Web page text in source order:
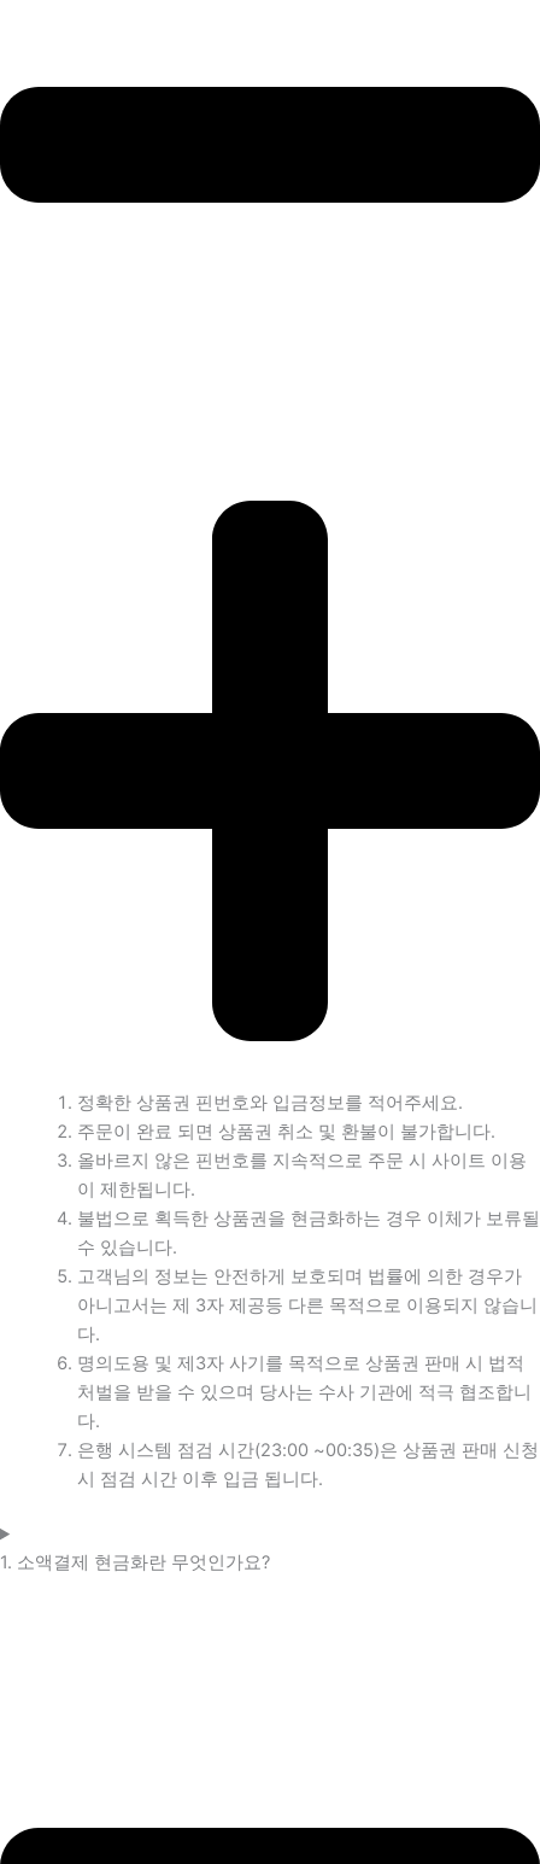
정확한 상품권 핀번호와 입금정보를 적어주세요.
주문이 완료 되면 상품권 취소 및 환불이 불가합니다.
올바르지 않은 핀번호를 지속적으로 주문 시 사이트 이용
이 제한됩니다.
불법으로 획득한 상품권을 현금화하는 경우 이체가 보류될
수 있습니다.
고객님의 정보는 안전하게 보호되며 법률에 의한 경우가
아니고서는 제 3자 제공등 다른 목적으로 이용되지 않습니
다.
명의도용 및 제3자 사기를 목적으로 상품권 판매 시 법적
처벌을 받을 수 있으며 당사는 수사 기관에 적극 협조합니
다.
은행 시스템 점검 시간(23:00 ~00:35)은 상품권 판매 신청
시 점검 시간 이후 입금 됩니다.
1. 소액결제 현금화란 무엇인가요?